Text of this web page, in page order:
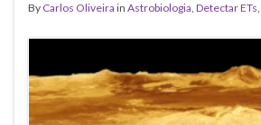
By Carlos Oliveira in Astrobiologia, Detectar ETs,